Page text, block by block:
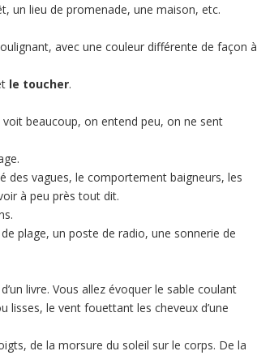
un lieu de promenade, une maison, etc.
avec une couleur différente de façon à
le toucher.
beaucoup, on entend peu, on ne sent
des vagues, le comportement baigneurs, les
à peu près tout dit.
plage, un poste de radio, une sonnerie de
livre. Vous allez évoquer le sable coulant
lisses, le vent fouettant les cheveux d’une
de la morsure du soleil sur le corps. De la